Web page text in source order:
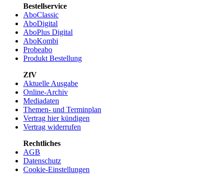
Bestellservice
AboClassic
AboDigital
AboPlus Digital
AboKombi
Probeabo
Produkt Bestellung
ZfV
Aktuelle Ausgabe
Online-Archiv
Mediadaten
Themen- und Terminplan
Vertrag hier kündigen
Vertrag widerrufen
Rechtliches
AGB
Datenschutz
Cookie-Einstellungen